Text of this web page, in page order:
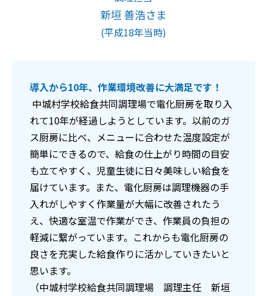
新垣 善浩さま
(平成18年当時)
導入から10年、作業環境改善に大満足です！
中城村学校給食共同調理場で電化厨房を取り入
れて10年が経過しようとしています。以前のガ
ス厨房に比べ、メニューに合わせた温度設定が
簡単にできるので、給食の仕上がり時間の目安
も立てやすく、児童生徒に日々美味しい給食を
届けています。また、電化厨房は調理機器の手
入れがしやすく作業量が大幅に改善されたう
え、快適な室温で作業ができ、作業員の負担の
軽減に繋がっています。これからも電化厨房の
良さを充実した給食作りに活かしていきたいと
思います。
（中城村学校給食共同調理場 調理主任 新垣